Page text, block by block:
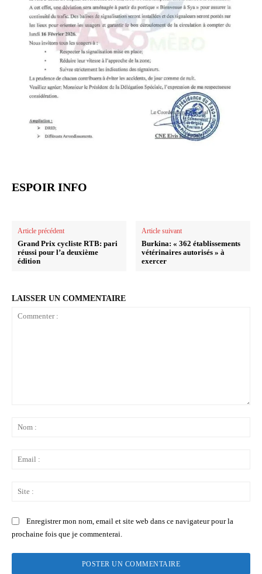
ESPOIR INFO
Article précédent
Grand Prix cycliste RTB: pari
réussi pour l’a deuxième
édition
Article suivant
Burkina: « 362 établissements
vétérinaires autorisés » à
exercer
LAISSER UN COMMENTAIRE
Enregistrer mon nom, email et site web dans ce navigateur pour la
prochaine fois que je commenterai.